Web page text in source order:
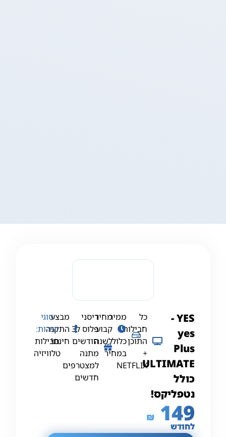
YES ‏-
‏yes
Plus
ULTIMATE
כולל
נטפליקס!
כל
חבילות
התוכן
+
NETFLIX
ממיר
1
כלול
במחיר
מחיר
קבוע
לשנה
דיסני
פלוס ל3
חודשים
מתנה
למצטרפים
חדשים
מבצע
התקנה
חינם!
סוגי
שירות:
חבילות
טלוויזיה
149
₪
לחודש